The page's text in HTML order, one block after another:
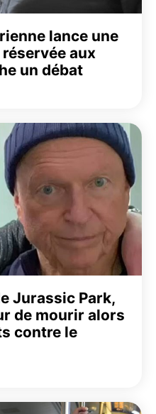
lance une
aux
un débat
Jurassic Park,
de mourir alors
contre le